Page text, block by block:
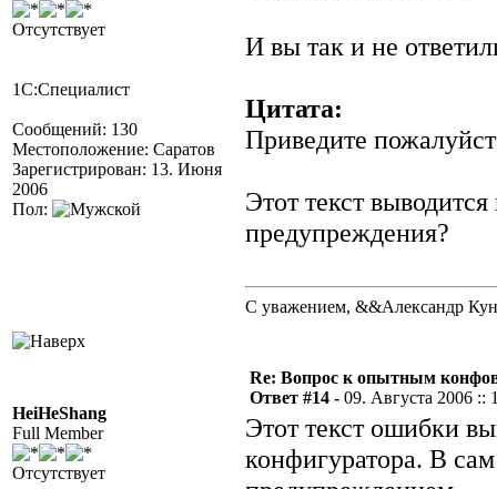
Отсутствует
1С:Специалист
Сообщений: 130
Местоположение: Саратов
Зарегистрирован: 13. Июня
2006
Пол:
И вы так и не
Цитата:
Приведите
Этот текст
предупреждения?
С уважением, &&Александр
HeiHeShang
Full Member
Отсутствует
Re: Вопрос к опытным
Ответ #14 - 09. Августа 2006 ::
Этот текст ошибки
конфигуратора. В